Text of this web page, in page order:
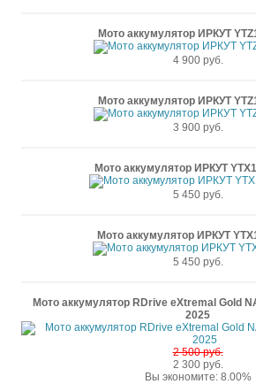
Мото аккумулятор ИРКУТ
4 900 руб.
Мото аккумулятор ИРКУТ
3 900 руб.
Мото аккумулятор ИРКУТ
5 450 руб.
Мото аккумулятор ИРКУТ
5 450 руб.
Мото аккумулятор RDrive eXtremal Gold
2025
2 500 руб.
2 300 руб.
Вы экономите: 8.00%